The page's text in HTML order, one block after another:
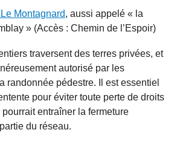
Montagnard, aussi appelé « la
» (Accès : Chemin de l’Espoir)
traversent des terres privées, et
autorisé par les
randonnée pédestre. Il est essentiel
pour éviter toute perte de droits
entraîner la fermeture
du réseau.